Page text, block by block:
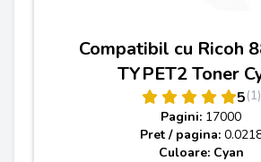
Compatibil cu Ricoh
TYPET2 Toner
5(1)
Pagini: 17000
Pret / pagina:
Culoare: Cyan